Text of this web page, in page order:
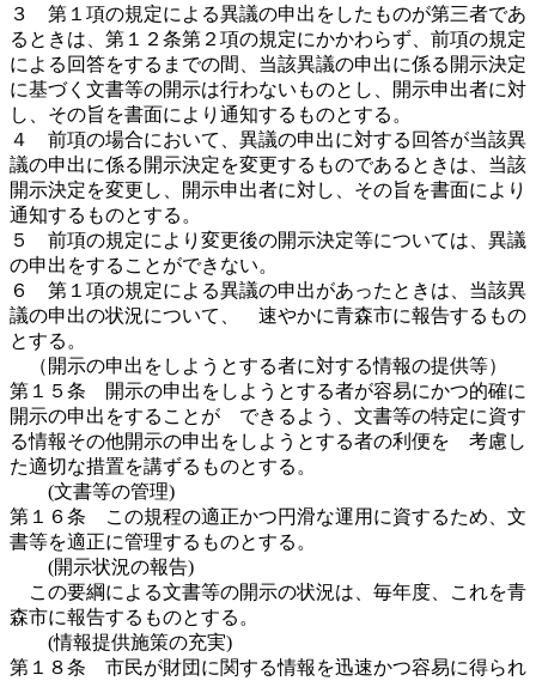
３ 第１項の規定による異議の申出をしたものが第三者であ
るときは、第１２条第２項の規定にかかわらず、前項の規定
による回答をするまでの間、当該異議の申出に係る開示決定
に基づく文書等の開示は行わないものとし、開示申出者に対
し、その旨を書面により通知するものとする。
４ 前項の場合において、異議の申出に対する回答が当該異
議の申出に係る開示決定を変更するものであるときは、当該
開示決定を変更し、開示申出者に対し、その旨を書面により
通知するものとする。
５ 前項の規定により変更後の開示決定等については、異議
の申出をすることができない。
６ 第１項の規定による異議の申出があったときは、当該異
議の申出の状況について、 速やかに青森市に報告するもの
とする。
（開示の申出をしようとする者に対する情報の提供等）
第１５条 開示の申出をしようとする者が容易にかつ的確に
開示の申出をすることが できるよう、文書等の特定に資す
る情報その他開示の申出をしようとする者の利便を 考慮し
た適切な措置を講ずるものとする。
(文書等の管理)
第１６条 この規程の適正かつ円滑な運用に資するため、文
書等を適正に管理するものとする。
(開示状況の報告)
この要綱による文書等の開示の状況は、毎年度、これを青
森市に報告するものとする。
(情報提供施策の充実)
第１８条 市民が財団に関する情報を迅速かつ容易に得られ